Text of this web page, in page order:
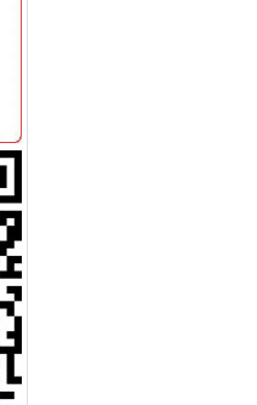
回收行业专项整
煤矿企业整合注册登记工作会
休日全力投入旱救灾工作
检查指导工作
持库区移民工再就业
经纪执业人员备案管理
形象
研
火
工商代办
障食品消费安全
出台网上数据任务效能考核办法
重庆代办公司检查工作
九龙园区企业现场出谋划策
纪人现状提出发展对策
双建工程”重庆代办营业执照